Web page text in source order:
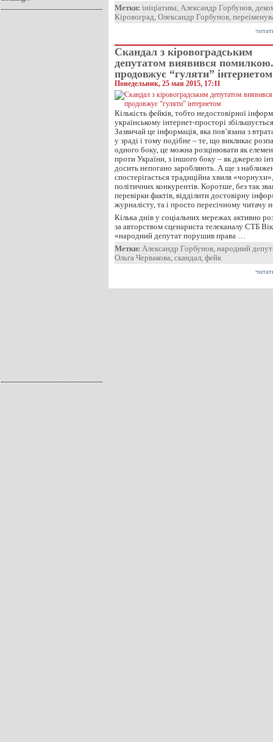
Метки: ініціатива, Александр Горбунов,
Кіровоград, Олександр Горбунов,
Скандал з кіровоградським
депутатом виявився
продовжує “гуляти” інтернетом
Понедельник, 25 мая 2015, 17:11
Кількість фейків, тобто недостовірної
українському інтернет-просторі
Зазвичай це інформація, яка пов’язана з
у зраді і тому подібне – те, що викликає
одного боку, це можна розцінювати як
проти України, з іншого боку – як джерело
досить непогано заробляють. А ще з
спостерігається традиційна хвиля
політичних конкурентів. Коротше, без так
перевірки фактів, відділити достовірну
журналісту, та і просто пересічному читачу
Кілька днів у соціальних мережах активно
за авторством сценариста телеканалу СТБ
«народний депутат порушив права …
Метки: Александр Горбунов, народний
Ольга Червакова, скандал, фейк